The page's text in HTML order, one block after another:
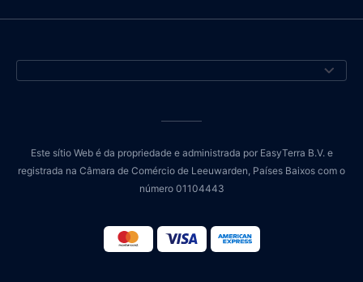
Este sítio Web é da propriedade e administrada por EasyTerra B.V. e
registrada na Câmara de Comércio de Leeuwarden, Países Baixos com o
número 01104443